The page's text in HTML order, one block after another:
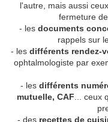
l'autre, mais aussi
fermeture
- les documents
rappels sur
- les différents rendez-
ophtalmologiste par
- les différents
mutuelle, CAF ... ceux
- des recettes de